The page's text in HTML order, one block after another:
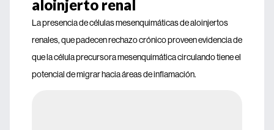
aloinjerto renal
La presencia de células mesenquimáticas de aloinjertos
renales, que padecen rechazo crónico proveen evidencia de
que la célula precursora mesenquimática circulando tiene el
potencial de migrar hacia áreas de inflamación.